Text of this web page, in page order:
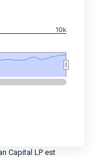
10k
Capital LP est